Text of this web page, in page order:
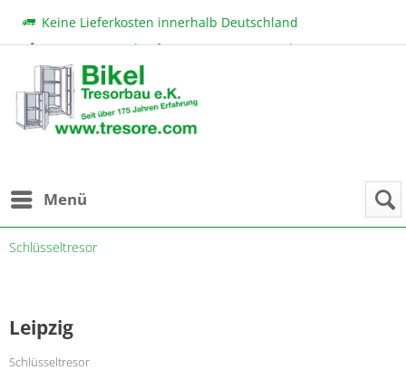
Keine Lieferkosten innerhalb Deutschland
Beratung & Verkauf:+49 (0) 7131 222 11|
bikel@tresore.com
Günstige Preise
Menü
Schlüsseltresor
Leipzig
Schlüsseltresor